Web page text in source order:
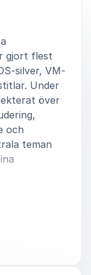
personen vi
levererade
som
och höjde
som hon
gjort flest
silver, VM-
Under
över
och
teman
I huvudet på